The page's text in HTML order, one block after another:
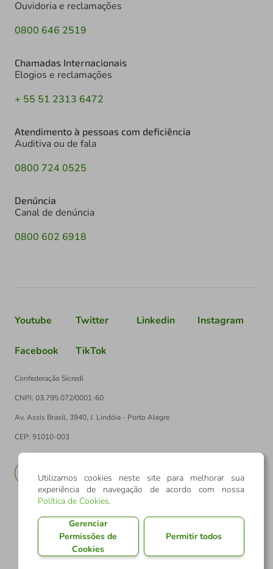
Ouvidoria e reclamações
0800 646 2519
Chamadas Internacionais
Elogios e reclamações
+ 55 51 2313 6472
Atendimento à pessoas com deficiência
Auditiva ou de fala
0800 724 0525
Denúncia
Canal de denúncia
0800 602 6918
Youtube Twitter Linkedin Instagram
Facebook TikTok
Confederação Sicredi
CNPJ: 03.795.072/0001-60
Av. Assis Brasil, 3940, J. Lindóia - Porto Alegre
CEP: 91010-003
Utilizamos cookies neste site para melhorar sua
experiência de navegação de acordo com nossa
Política de Cookies.
Gerenciar
Permissões de
Cookies
Permitir todos